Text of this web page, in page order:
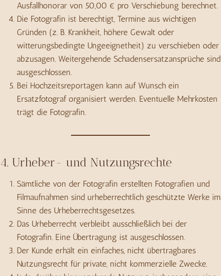
Ausfallhonorar von 50,00 € pro Verschiebung berechnet.
Die Fotografin ist berechtigt, Termine aus wichtigen
Gründen (z. B. Krankheit, höhere Gewalt oder
witterungsbedingte Ungeeignetheit) zu verschieben oder
abzusagen. Weitergehende Schadensersatzansprüche sind
ausgeschlossen.
Bei Hochzeitsreportagen kann auf Wunsch ein
Ersatzfotograf organisiert werden. Eventuelle Mehrkosten
trägt die Fotografin.
4. Urheber- und Nutzungsrechte
Sämtliche von der Fotografin erstellten Fotografien und
Filmaufnahmen sind urheberrechtlich geschützte Werke im
Sinne des Urheberrechtsgesetzes.
Das Urheberrecht verbleibt ausschließlich bei der
Fotografin. Eine Übertragung ist ausgeschlossen.
Der Kunde erhält ein einfaches, nicht übertragbares
Nutzungsrecht für private, nicht kommerzielle Zwecke.